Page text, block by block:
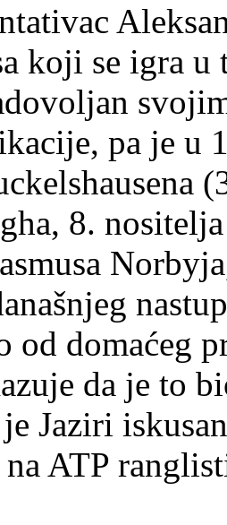
koji se igra u
pa je u
8.
od domaćeg
da je to
Jaziri
ATP